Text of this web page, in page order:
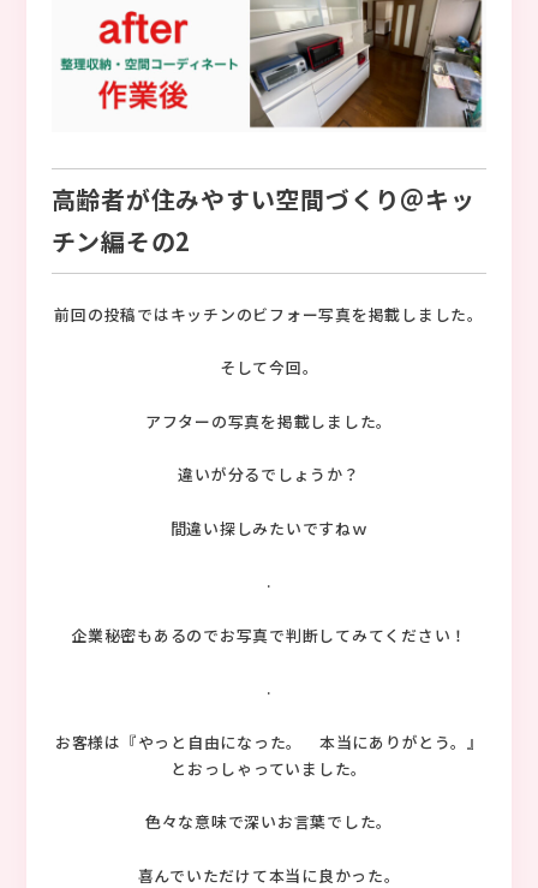
高齢者が住みやすい空間づくり＠キッ
チン編その2
前回の投稿ではキッチンのビフォー写真を掲載しました。
そして今回。
アフターの写真を掲載しました。
違いが分るでしょうか？
間違い探しみたいですねｗ
.
企業秘密もあるのでお写真で判断してみてください！
.
お客様は『やっと自由になった。 本当にありがとう。』
とおっしゃっていました。
色々な意味で深いお言葉でした。
喜んでいただけて本当に良かった。